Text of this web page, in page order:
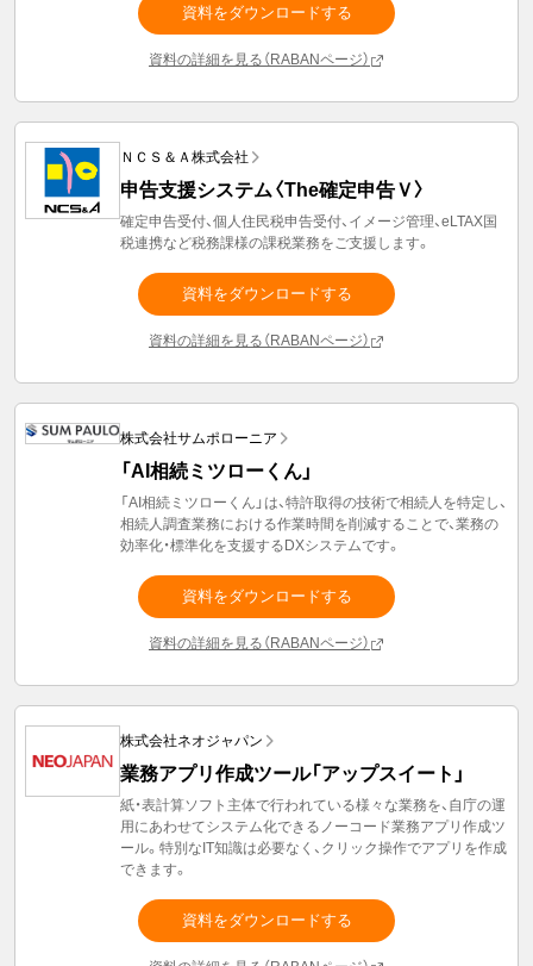
資料をダウンロードする
資料の詳細を見る（RABANページ）
ＮＣＳ＆Ａ株式会社
申告支援システム〈The確定申告Ｖ〉
確定申告受付、個人住民税申告受付、イメージ管理、eLTAX国
税連携など税務課様の課税業務をご支援します。
資料をダウンロードする
資料の詳細を見る（RABANページ）
株式会社サムポローニア
「AI相続ミツローくん」
「AI相続ミツローくん」は、特許取得の技術で相続人を特定し、
相続人調査業務における作業時間を削減することで、業務の
効率化・標準化を支援するDXシステムです。
資料をダウンロードする
資料の詳細を見る（RABANページ）
株式会社ネオジャパン
業務アプリ作成ツール「アップスイート」
紙・表計算ソフト主体で行われている様々な業務を、自庁の運
用にあわせてシステム化できるノーコード業務アプリ作成ツ
ール。特別なIT知識は必要なく、クリック操作でアプリを作成
できます。
資料をダウンロードする